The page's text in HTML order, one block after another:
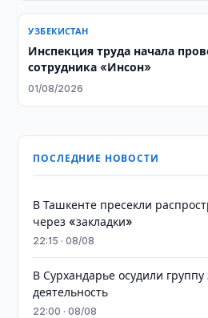
УЗБЕКИСТАН
Инспекция труда начала
сотрудника «Инсон»
01/08/2026
ПОСЛЕДНИЕ НОВОСТИ
В Ташкенте пресекли
через «закладки»
22:15 · 08/08
В Сурхандарье осудили группу
деятельность
22:00 · 08/08